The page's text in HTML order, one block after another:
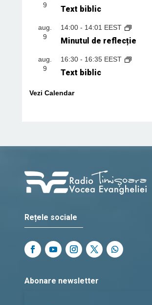
9
Text biblic
aug.
9
14:00- 14:01 EEST
Minutul de reflecție
aug.
9
16:30- 16:35 EEST
Text biblic
Vezi Calendar
Rețele sociale
Abonare newsletter